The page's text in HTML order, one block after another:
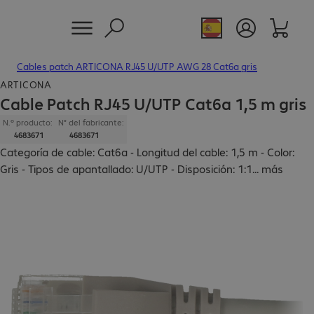
Cables patch ARTICONA RJ45 U/UTP AWG 28 Cat6a gris
ARTICONA
Cable Patch RJ45 U/UTP Cat6a 1,5 m gris
N.º producto:
4683671
N° del fabricante:
4683671
Categoría de cable: Cat6a - Longitud del cable: 1,5 m - Color:
Gris - Tipos de apantallado: U/UTP - Disposición: 1:1... más